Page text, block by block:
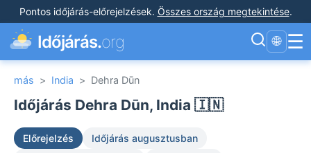
Pontos időjárás-előrejelzések. Összes ország megtekintése.
Időjárás.org 🌐 ☰
más > India > Dehra Dūn
Időjárás Dehra Dūn, India 🇮🇳
Előrejelzés
Időjárás augusztusban